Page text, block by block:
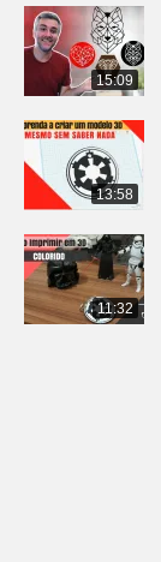
15:09
13:58
11:32